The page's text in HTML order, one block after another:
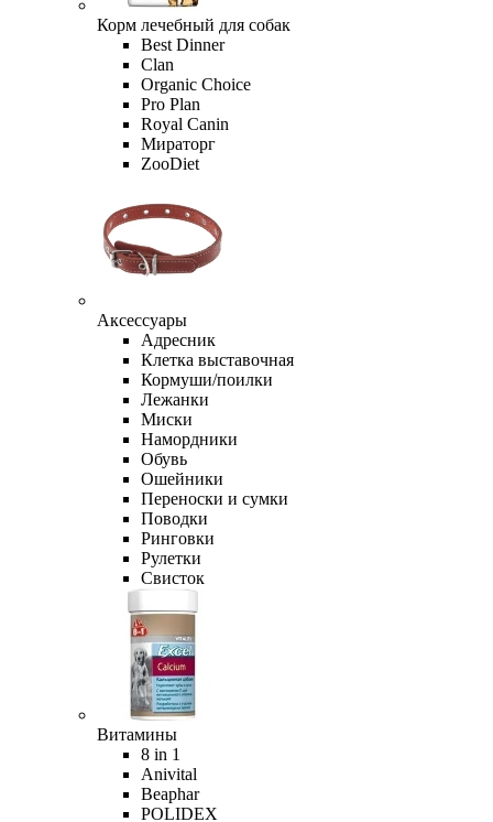
Корм лечебный для собак
Best Dinner
Clan
Organic Сhoice
Pro Plan
Royal Canin
Мираторг
ZooDiet
Аксессуары
Адресник
Клетка выставочная
Кормуши/поилки
Лежанки
Миски
Намордники
Обувь
Ошейники
Переноски и сумки
Поводки
Ринговки
Рулетки
Свисток
Витамины
8 in 1
Anivital
Beaphar
POLIDEX